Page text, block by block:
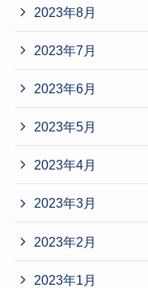
2023年8月
2023年7月
2023年6月
2023年5月
2023年4月
2023年3月
2023年2月
2023年1月